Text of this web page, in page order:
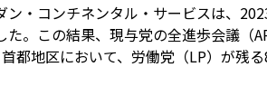
・コンチネンタル・サービスは、
。この結果、現与党の全進歩会議（
都地区において、労働党（LP）が残